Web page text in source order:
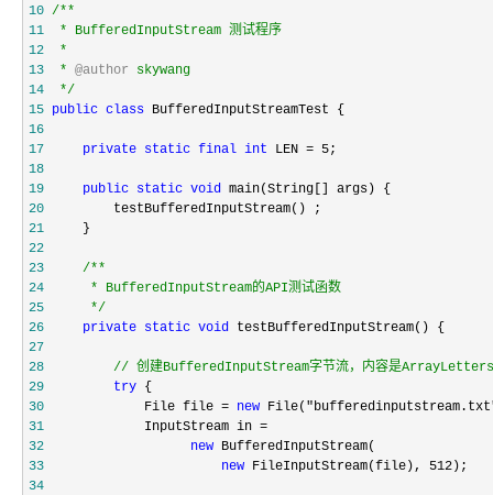
10 /**
11
12
13
* @author
14
*/
15 public class
16
17
private static final int LEN = 5
18
19
public static void
20
21
22
23
/**
24
25
*/
26
private static void
27
28
// 创建BufferedInputStream字节流，内容是
29
try
30
             File file =
new
31
32
new
33
new FileInputStream(file), 512
34